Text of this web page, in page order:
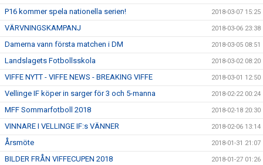
P16 kommer spela nationella serien! 2018-03-07 15:25
VÄRVNINGSKAMPANJ 2018-03-06 23:38
Damerna vann första matchen i DM 2018-03-05 08:51
Landslagets Fotbollsskola 2018-03-02 08:20
VIFFE NYTT - VIFFE NEWS - BREAKING VIFFE 2018-03-01 12:50
Vellinge IF köper in sarger för 3 och 5-manna 2018-02-22 00:24
MFF Sommarfotboll 2018 2018-02-18 20:30
VINNARE I VELLINGE IF:s VÄNNER 2018-02-06 13:14
Årsmöte 2018-01-31 21:07
BILDER FRÅN VIFFECUPEN 2018 2018-01-27 01:26